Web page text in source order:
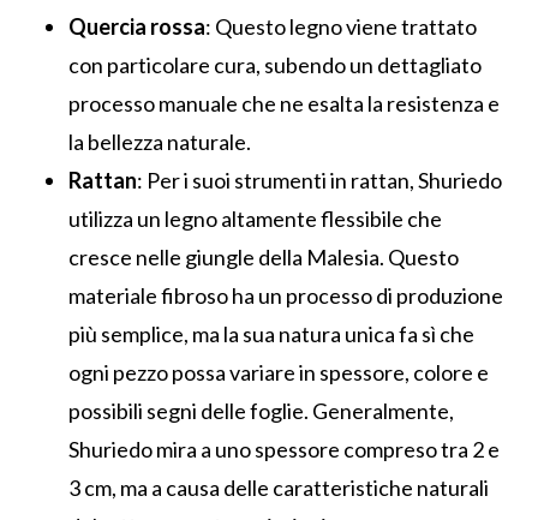
Quercia rossa: Questo legno viene trattato
con particolare cura, subendo un dettagliato
processo manuale che ne esalta la resistenza e
la bellezza naturale.
Rattan: Per i suoi strumenti in rattan, Shuriedo
utilizza un legno altamente flessibile che
cresce nelle giungle della Malesia. Questo
materiale fibroso ha un processo di produzione
più semplice, ma la sua natura unica fa sì che
ogni pezzo possa variare in spessore, colore e
possibili segni delle foglie. Generalmente,
Shuriedo mira a uno spessore compreso tra 2 e
3 cm, ma a causa delle caratteristiche naturali